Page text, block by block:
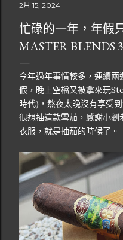
2月 15, 2024
忙碌的一年，年假
MASTER BLENDS
今年過年事情較多，連續
假，晚上空檔又被拿來玩
時代)，熬夜太晚沒有享受
很想抽這款雪茄，感謝小
衣服，就是抽茄的時候了。